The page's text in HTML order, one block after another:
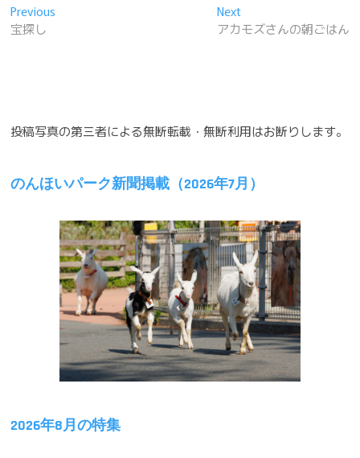
投
稿
ー
ョ
Previous
宝探し
NextNext
post:
アカモズさんの朝ごはん
投稿写真の第三者による無断転載・無断利用はお断りします。
のんほいパーク新聞掲載（2026年7月）
2026年8月の特集